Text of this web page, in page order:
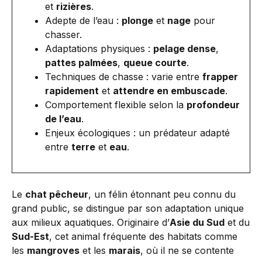
et rizières.
Adepte de l’eau : plonge et nage pour
chasser.
Adaptations physiques : pelage dense,
pattes palmées, queue courte.
Techniques de chasse : varie entre frapper
rapidement et attendre en embuscade.
Comportement flexible selon la profondeur
de l’eau.
Enjeux écologiques : un prédateur adapté
entre terre et eau.
Le chat pêcheur, un félin étonnant peu connu du
grand public, se distingue par son adaptation unique
aux milieux aquatiques. Originaire d’Asie du Sud et du
Sud-Est, cet animal fréquente des habitats comme
les mangroves et les marais, où il ne se contente